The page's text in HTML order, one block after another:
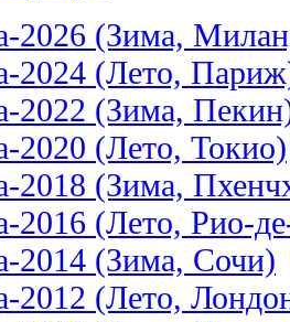
2026 (Зима,
2024 (Лето,
2022 (Зима,
2020 (Лето, Токио)
2018 (Зима,
2016 (Лето, Рио-
2014 (Зима, Сочи)
2012 (Лето,